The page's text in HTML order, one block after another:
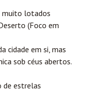
muito lotados
(Foco em
cidade em si, mas
sob céus abertos.
de estrelas